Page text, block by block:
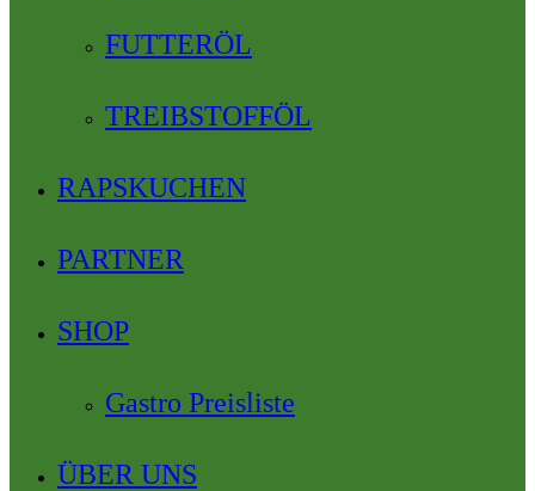
FUTTERÖL
TREIBSTOFFÖL
RAPSKUCHEN
PARTNER
SHOP
Gastro Preisliste
ÜBER UNS